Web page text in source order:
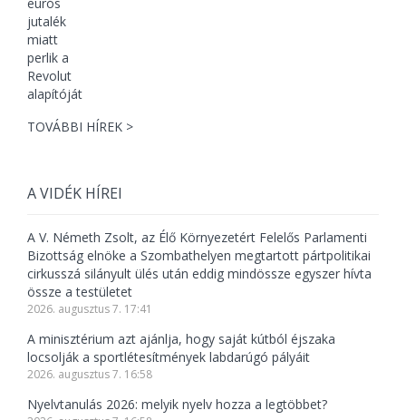
TOVÁBBI HÍREK >
A VIDÉK HÍREI
A V. Németh Zsolt, az Élő Környezetért Felelős Parlamenti
Bizottság elnöke a Szombathelyen megtartott pártpolitikai
cirkusszá silányult ülés után eddig mindössze egyszer hívta
össze a testületet
2026. augusztus 7. 17:41
A minisztérium azt ajánlja, hogy saját kútból éjszaka
locsolják a sportlétesítmények labdarúgó pályáit
2026. augusztus 7. 16:58
Nyelvtanulás 2026: melyik nyelv hozza a legtöbbet?